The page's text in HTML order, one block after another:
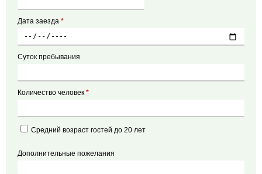
Дата заезда *
Суток пребывания
Количество человек *
Средний возраст гостей до 20 лет
Дополнительные пожелания